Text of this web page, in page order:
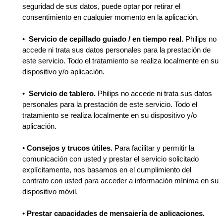
seguridad de sus datos, puede optar por retirar el
consentimiento en cualquier momento en la aplicación.
• Servicio de cepillado guiado / en tiempo real. Philips no
accede ni trata sus datos personales para la prestación de
este servicio. Todo el tratamiento se realiza localmente en su
dispositivo y/o aplicación.
• Servicio de tablero. Philips no accede ni trata sus datos
personales para la prestación de este servicio. Todo el
tratamiento se realiza localmente en su dispositivo y/o
aplicación.
• Consejos y trucos útiles. Para facilitar y permitir la
comunicación con usted y prestar el servicio solicitado
explícitamente, nos basamos en el cumplimiento del
contrato con usted para acceder a información mínima en su
dispositivo móvil.
• Prestar capacidades de mensajería de aplicaciones.